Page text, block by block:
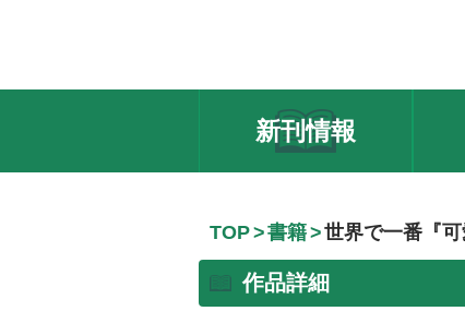
新刊情報
TOP 書籍 世界で一番『可
作品詳細